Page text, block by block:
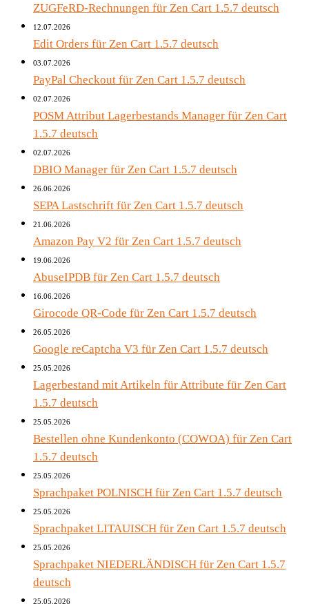
ZUGFeRD-Rechnungen für Zen Cart 1.5.7 deutsch
12.07.2026
Edit Orders für Zen Cart 1.5.7 deutsch
03.07.2026
PayPal Checkout für Zen Cart 1.5.7 deutsch
02.07.2026
POSM Attribut Lagerbestands Manager für Zen Cart
1.5.7 deutsch
02.07.2026
DBIO Manager für Zen Cart 1.5.7 deutsch
26.06.2026
SEPA Lastschrift für Zen Cart 1.5.7 deutsch
21.06.2026
Amazon Pay V2 für Zen Cart 1.5.7 deutsch
19.06.2026
AbuseIPDB für Zen Cart 1.5.7 deutsch
16.06.2026
Girocode QR-Code für Zen Cart 1.5.7 deutsch
26.05.2026
Google reCaptcha V3 für Zen Cart 1.5.7 deutsch
25.05.2026
Lagerbestand mit Artikeln für Attribute für Zen Cart
1.5.7 deutsch
25.05.2026
Bestellen ohne Kundenkonto (COWOA) für Zen Cart
1.5.7 deutsch
25.05.2026
Sprachpaket POLNISCH für Zen Cart 1.5.7 deutsch
25.05.2026
Sprachpaket LITAUISCH für Zen Cart 1.5.7 deutsch
25.05.2026
Sprachpaket NIEDERLÄNDISCH für Zen Cart 1.5.7
deutsch
25.05.2026